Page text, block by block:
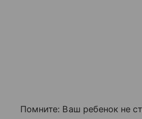
Помните: Ваш ребенок не